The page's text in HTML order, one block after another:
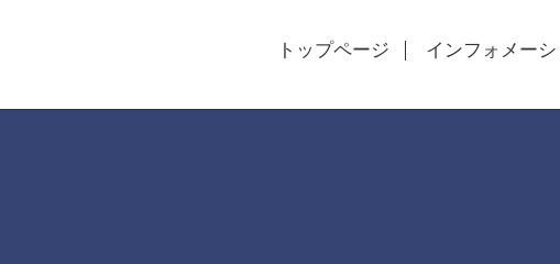
トップページ インフォメー